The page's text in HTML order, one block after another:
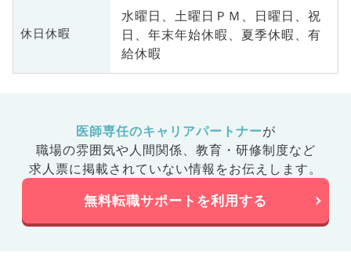
休日休暇
水曜日、土曜日ＰＭ、日曜日、祝
日、年末年始休暇、夏季休暇、有
給休暇
医師専任のキャリアパートナーが
職場の雰囲気や人間関係、 教育・研修制度など
求人票に掲載されていない情報をお伝えします。
無料転職サポートを利用する